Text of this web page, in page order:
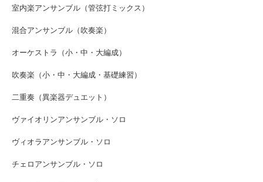
室内楽アンサンブル（管弦打ミックス）
混合アンサンブル（吹奏楽）
オーケストラ（小・中・大編成）
吹奏楽（小・中・大編成・基礎練習）
二重奏（異楽器デュエット）
ヴァイオリンアンサンブル・ソロ
ヴィオラアンサンブル・ソロ
チェロアンサンブル・ソロ